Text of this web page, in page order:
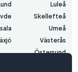
Luleå
Skellefteå
Umeå
Västerås
Östersund